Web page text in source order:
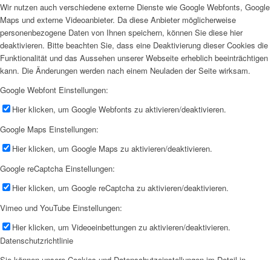
Wir nutzen auch verschiedene externe Dienste wie Google Webfonts, Google
Maps und externe Videoanbieter. Da diese Anbieter möglicherweise
personenbezogene Daten von Ihnen speichern, können Sie diese hier
deaktivieren. Bitte beachten Sie, dass eine Deaktivierung dieser Cookies die
Funktionalität und das Aussehen unserer Webseite erheblich beeinträchtigen
kann. Die Änderungen werden nach einem Neuladen der Seite wirksam.
Google Webfont Einstellungen:
Hier klicken, um Google Webfonts zu aktivieren/deaktivieren.
Google Maps Einstellungen:
Hier klicken, um Google Maps zu aktivieren/deaktivieren.
Google reCaptcha Einstellungen:
Hier klicken, um Google reCaptcha zu aktivieren/deaktivieren.
Vimeo und YouTube Einstellungen:
Hier klicken, um Videoeinbettungen zu aktivieren/deaktivieren.
Datenschutzrichtlinie